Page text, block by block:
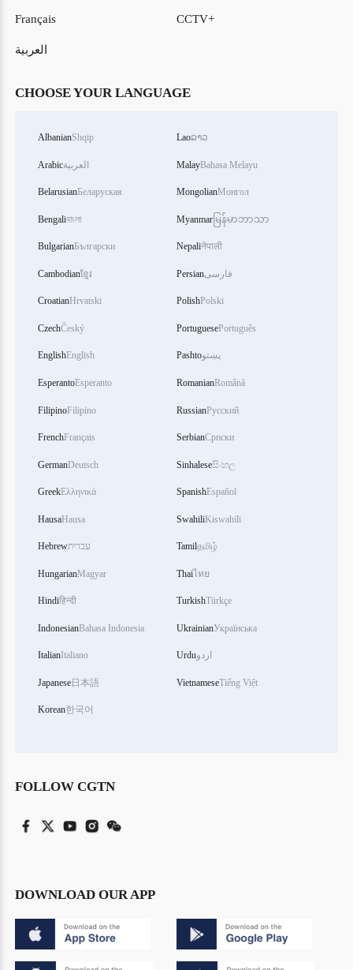
Français
العربية
CCTV+
CHOOSE YOUR LANGUAGE
AlbanianShqip
Arabicالعربية
BelarusianБеларуская
Bengaliবাংলা
BulgarianБългарски
Cambodianខ្មែរ
CroatianHrvatski
CzechČeský
EnglishEnglish
EsperantoEsperanto
FilipinoFilipino
FrenchFrançais
GermanDeutsch
GreekΕλληνικά
HausaHausa
Hebrewעברית
HungarianMagyar
Hindiहिन्दी
IndonesianBahasa Indonesia
ItalianItaliano
Japanese日本語
Korean한국어
Laoລາວ
MalayBahasa Melayu
MongolianМонгол
Myanmar မြန်မာဘာသာ
Nepaliनेपाली
Persianفارسی
PolishPolski
PortuguesePortuguês
Pashtoپښتو
RomanianRomână
RussianРусский
SerbianСрпски
Sinhaleseසිංහල
SpanishEspañol
SwahiliKiswahili
Tamilதமிழ்
Thaiไทย
TurkishTürkçe
UkrainianУкраїнська
Urduاردو
VietnameseTiếng Việt
FOLLOW CGTN
DOWNLOAD OUR APP